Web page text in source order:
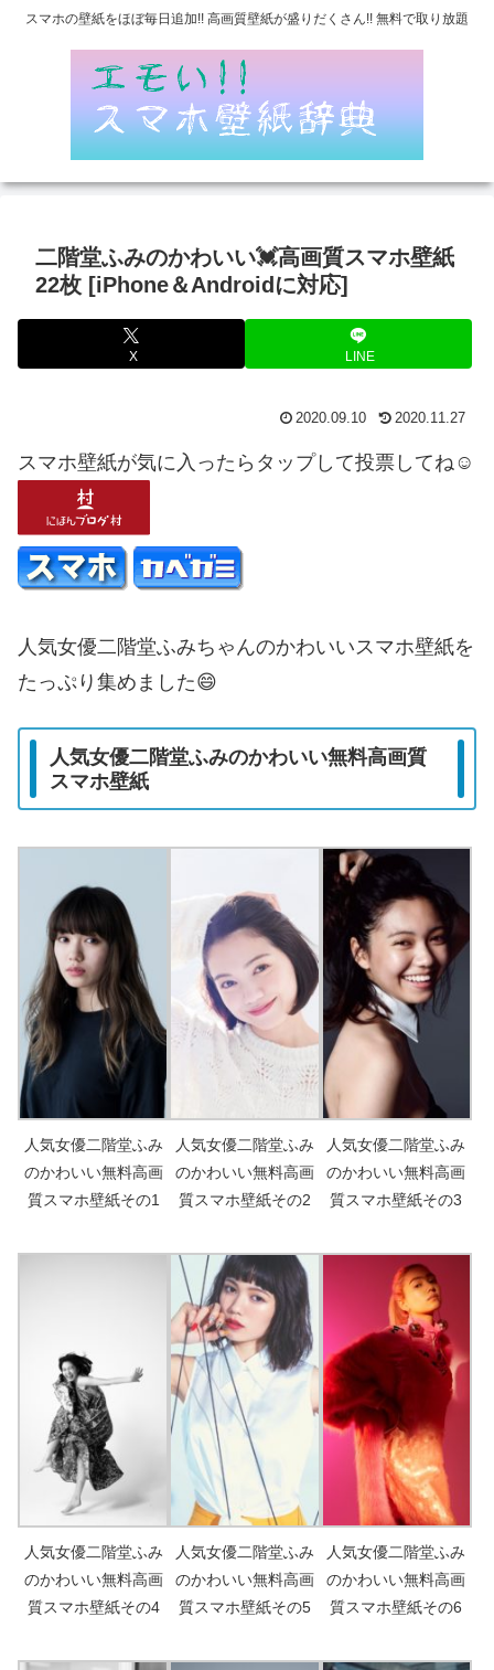
スマホの壁紙をほぼ毎日追加!! 高画質壁紙が盛りだくさん!! 無料で取り放題
二階堂ふみのかわいい💓高画質スマホ壁紙
22枚 [iPhone＆Androidに対応]
X LINE
2020.09.10 2020.11.27
スマホ壁紙が気に入ったらタップして投票してね☺
人気女優二階堂ふみちゃんのかわいいスマホ壁紙を
たっぷり集めました😄
人気女優二階堂ふみのかわいい無料高画質
スマホ壁紙
人気女優二階堂ふみ
のかわいい無料高画
質スマホ壁紙その1
人気女優二階堂ふみ
のかわいい無料高画
質スマホ壁紙その2
人気女優二階堂ふみ
のかわいい無料高画
質スマホ壁紙その3
人気女優二階堂ふみ
のかわいい無料高画
質スマホ壁紙その4
人気女優二階堂ふみ
のかわいい無料高画
質スマホ壁紙その5
人気女優二階堂ふみ
のかわいい無料高画
質スマホ壁紙その6